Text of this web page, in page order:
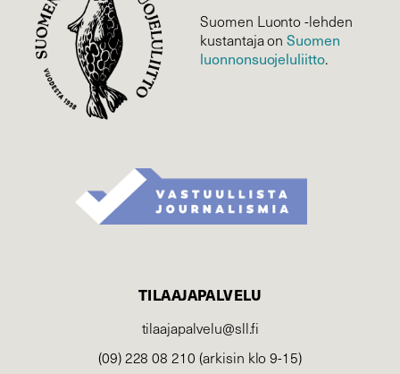
Suomen Luonto -lehden
kustantaja onSuomen
luonnonsuojelu­liitto.
TILAAJAPALVELU
tilaajapalvelu@sll.fi
(09) 228 08 210 (arkisin klo 9-15)